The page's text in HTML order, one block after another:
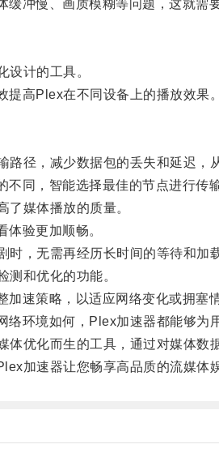
冲慢、画质模糊等问题，这就需
计的工具。
高Plex在不同设备上的播放效果。
径，减少数据包的丢失和延迟，从
同，智能选择最佳的节点进行传
媒体播放的质量。
验更加顺畅。
无需再经历长时间的等待和加
和优化的功能。
速策略，以适应网络变化或拥塞情
环境如何，Plex加速器都能够为
化而生的工具，通过对媒体数
加速器让您畅享高品质的流媒体娱